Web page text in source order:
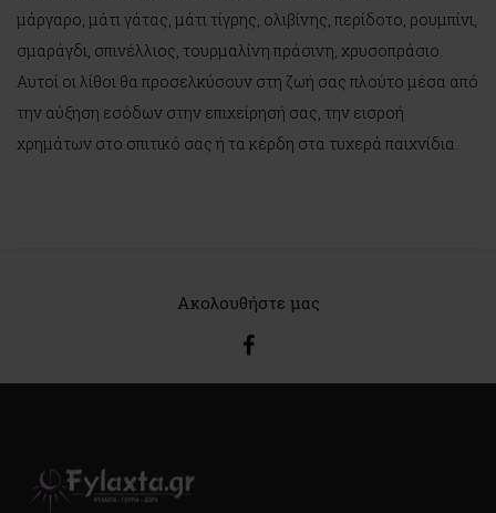
μάργαρο, μάτι γάτας, μάτι τίγρης, ολιβίνης, περίδοτο, ρουμπίνι,
σμαράγδι, σπινέλλιος, τουρμαλίνη πράσινη, χρυσοπράσιο.
Αυτοί οι λίθοι θα προσελκύσουν στη ζωή σας πλούτο μέσα από
την αύξηση εσόδων στην επιχείρησή σας, την εισροή
χρημάτων στο σπιτικό σας ή τα κέρδη στα τυχερά παιχνίδια.
Ακολουθήστε μας